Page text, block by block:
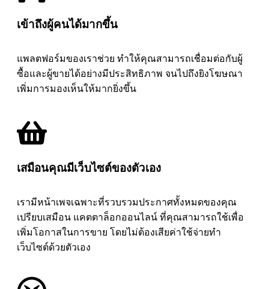
เข้าถึงผู้คนได้มากขึ้น
แพลตฟอร์มของเราช่วย ทำให้คุณสามารถเชื่อมต่อกับผู้
ซื้อและผู้ขายได้อย่างมีประสิทธิภาพ จนไปถึงยิงโฆษณา
เพิ่มการมองเห็นให้มากยิ่งขึ้น
เสมือนคุณมีเว็บไซต์ของตัวเอง
เรามีหน้าเพจเฉพาะที่รวบรวมประกาศทั้งหมดของคุณ
เปรียบเสมือน แคตตาล็อกออนไลน์ ที่คุณสามารถใช้เพื่อ
เพิ่มโอกาสในการขาย โดยไม่ต้องเสียค่าใช้จ่ายทำ
เว็บไซต์ด้วยตัวเอง